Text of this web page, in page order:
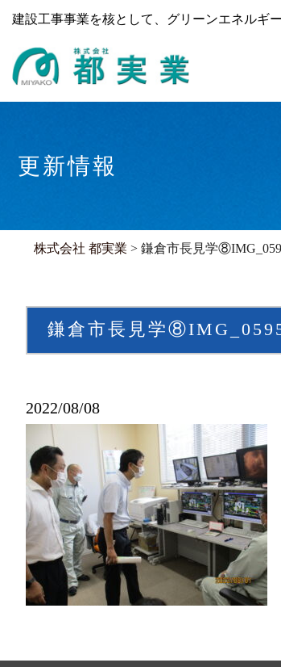
建設工事事業を核として、グリーンエネルギ
更新情報
株式会社 都実業 > 鎌倉市長見学
鎌倉市長見学
2022/08/08